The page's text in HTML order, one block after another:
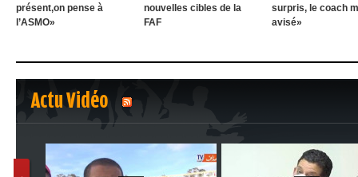
présent,on pense à
l’ASMO»
nouvelles cibles de la
FAF
surpris, le coach
avisé»
Actu Vidéo
1 2